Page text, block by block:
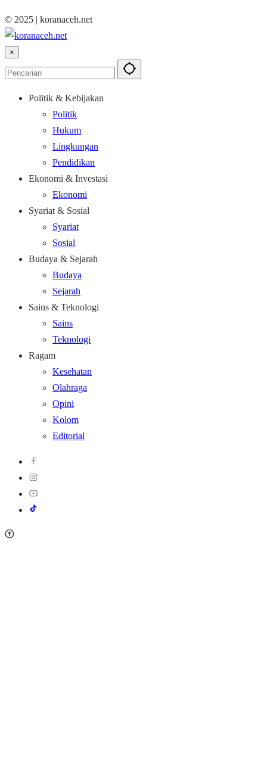
© 2025 | koranaceh.net
×
Politik & Kebijakan
Politik
Hukum
Lingkungan
Pendidikan
Ekonomi & Investasi
Ekonomi
Syariat & Sosial
Syariat
Sosial
Budaya & Sejarah
Budaya
Sejarah
Sains & Teknologi
Sains
Teknologi
Ragam
Kesehatan
Olahraga
Opini
Kolom
Editorial